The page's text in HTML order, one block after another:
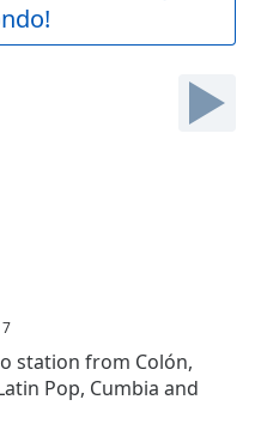
7
station from Colón,
Pop, Cumbia and